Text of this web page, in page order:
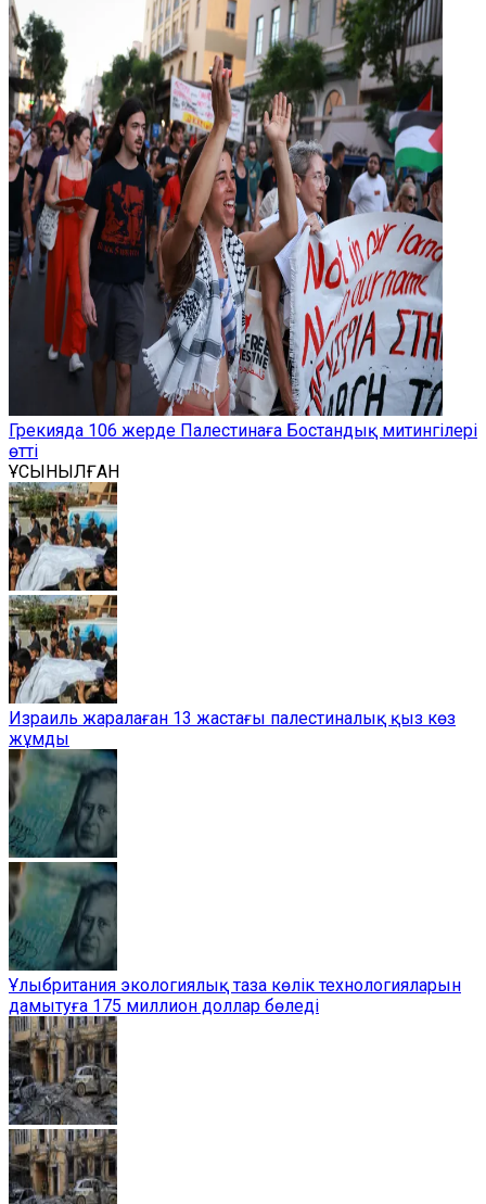
Грекияда 106 жерде Палестинаға Бостандық митингілері
өтті
ҰСЫНЫЛҒАН
Израиль жаралаған 13 жастағы палестиналық қыз көз
жұмды
Ұлыбритания экологиялық таза көлік технологияларын
дамытуға 175 миллион доллар бөледі